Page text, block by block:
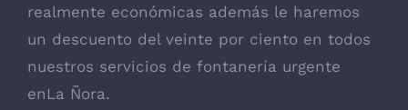
realmente económicas además le haremos
un descuento del veinte por ciento en todos
nuestros servicios de fontanería urgente
enLa Ñora.